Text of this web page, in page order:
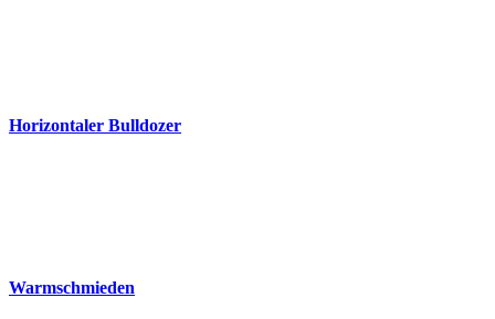
Horizontaler Bulldozer
Warmschmieden